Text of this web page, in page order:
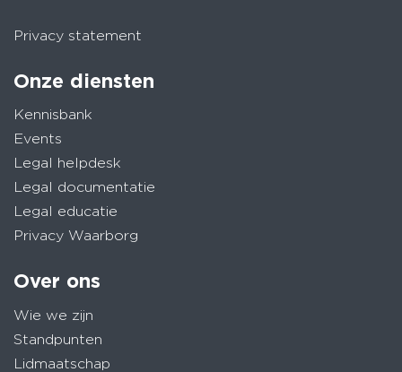
Privacy statement
Onze diensten
Kennisbank
Events
Legal helpdesk
Legal documentatie
Legal educatie
Privacy Waarborg
Over ons
Wie we zijn
Standpunten
Lidmaatschap